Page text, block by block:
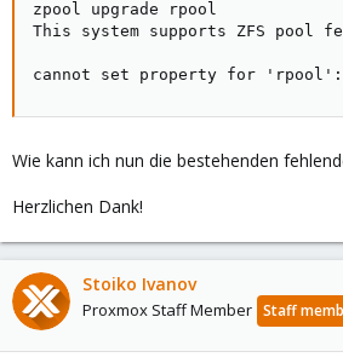
zpool upgrade rpool
This system supports ZFS pool
cannot set property for 'rpool':
Wie kann ich nun die bestehenden
Herzlichen Dank!
Stoiko Ivanov
Proxmox Staff Member Staff